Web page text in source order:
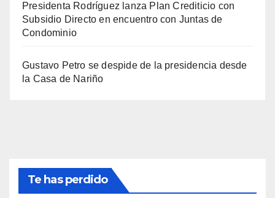
Presidenta Rodríguez lanza Plan Crediticio con
Subsidio Directo en encuentro con Juntas de
Condominio
Gustavo Petro se despide de la presidencia desde
la Casa de Nariño
Te has perdido